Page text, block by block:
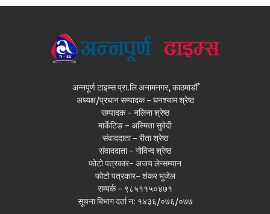
अन्नपूर्ण टाइम्स प्रा.लि अनामनगर, काठमाडौँ
अध्यक्ष/प्रधान सम्पादक - घनश्याम श्रेष्ठ
सम्पादक - नलिना श्रेष्ठ
मार्केटिङ - अस्मिता सुवेदी
संवाददाता - रीता श्रेष्ठ
संवाददाता - गोविन्द श्रेष्ठ
फोटो पत्रकार- अजय लेन्सम्यान
फोटो पत्रकार- शंकर भुजेल
सम्पर्क - ९८५११५०४७१
सूचना बिभाग दर्ता न: १४३६/०७६/०७७